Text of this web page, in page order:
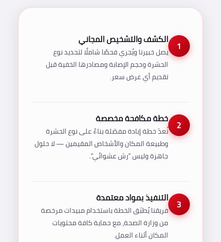
1 الكشف والتشخيص المجاني
يصل خبيرنا ويُجري فحصًا شاملًا لتحديد نوع
الحشرة وحجم الإصابة ومصادرها الخفية قبل
تقديم أي عرض سعر.
2 خطة مكافحة مخصصة
نُعدّ خطة إبادة مفصّلة بناءً على نوع الحشرة
وطبيعة المكان والأشخاص المقيمين — لا حلول
جاهزة وليس "رش عشوائي".
3 التنفيذ بمواد معتمدة
فريقنا يُطبّق الخطة باستخدام مبيدات مرخصة
من وزارة الصحة، مع حماية كافة محتويات
المكان أثناء العمل.